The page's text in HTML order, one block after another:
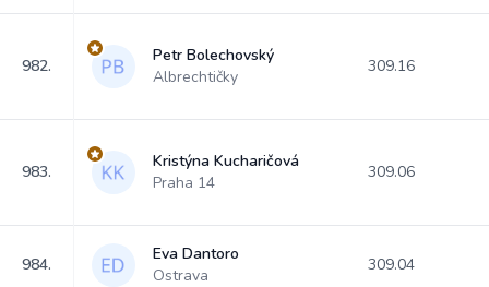
982.
Petr Bolechovský
Albrechtičky
309.16
983.
Kristýna Kucharičová
Praha 14
309.06
984.
Eva Dantoro
Ostrava
309.04